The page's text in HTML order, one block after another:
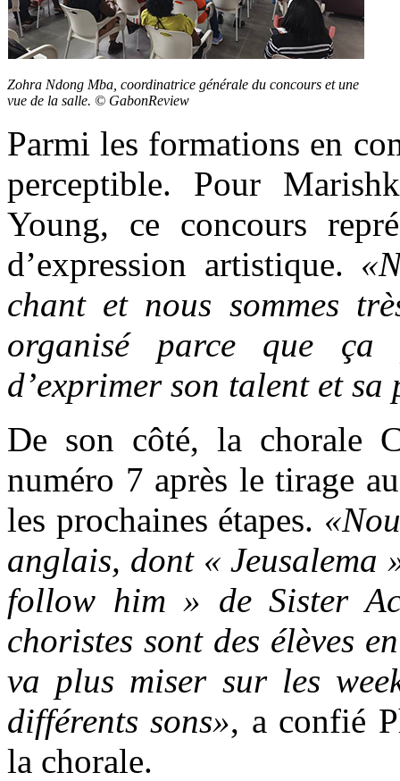
Zohra Ndong Mba, coordinatrice générale du concours et une
vue de la salle. © GabonReview
Parmi les formations en
perceptible. Pour
Young, ce concours
d’expression artistique.
chant et nous sommes
organisé parce que
d’exprimer son talent et sa
De son côté, la chorale
numéro 7 après le tirage
les prochaines étapes.
anglais, dont «
follow him » de Sister
choristes sont des élèves
va plus miser sur les
différents sons», a confié
la chorale.